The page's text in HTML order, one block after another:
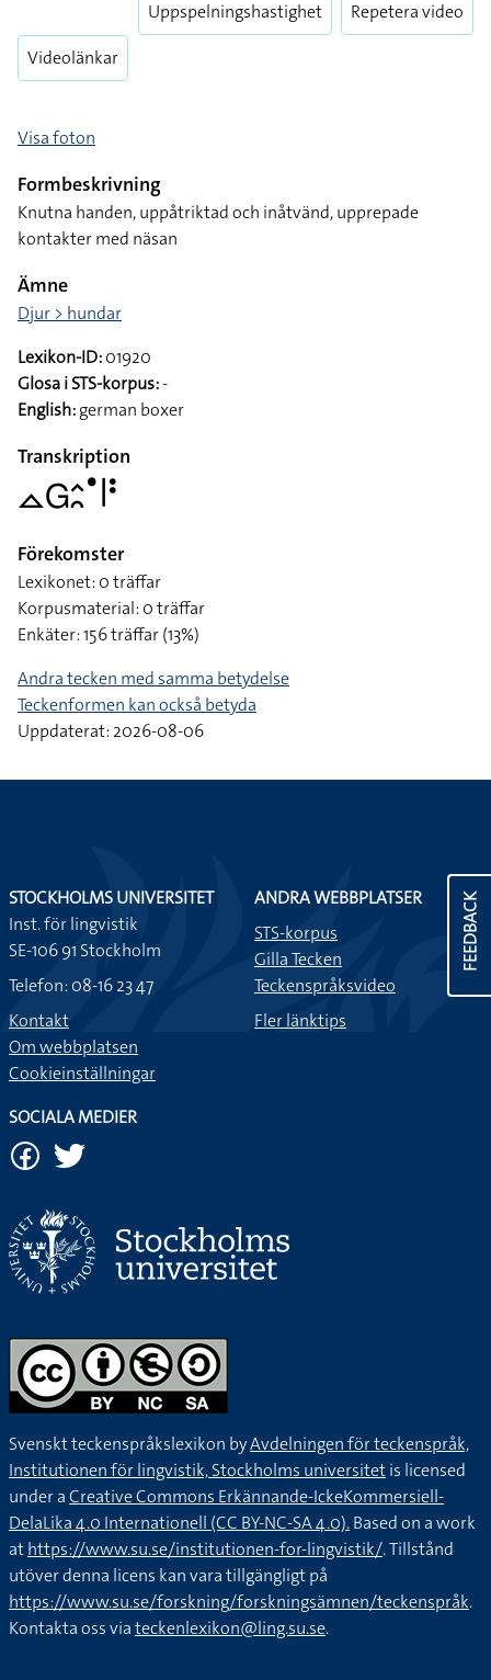
Videolänkar
Uppspelningshastighet Repetera video
Visa foton
Formbeskrivning
Knutna handen, uppåtriktad och inåtvänd, upprepade
kontakter med näsan
Ämne
Djur > hundar
Lexikon-ID:01920
Glosa i STS-korpus:-
English:german boxer
Transkription
􌤼􌤦􌤵􌥘􌤟􌥼􌥻
Förekomster
Lexikonet: 0 träffar
Korpusmaterial: 0 träffar
Enkäter: 156 träffar (13%)
Andra tecken med samma betydelse
Teckenformen kan också betyda
Uppdaterat: 2026-08-06
FEEDBACK
STOCKHOLMS UNIVERSITET
Inst. för lingvistik
SE-106 91 Stockholm
Telefon: 08-16 23 47
Kontakt
Om webbplatsen
Cookieinställningar
ANDRA WEBBPLATSER
STS-korpus
Gilla Tecken
Teckenspråksvideo
Fler länktips
SOCIALA MEDIER
Svenskt teckenspråkslexikon byAvdelningen för teckenspråk,
Institutionen för lingvistik, Stockholms universitetis licensed
under aCreative Commons Erkännande-IckeKommersiell-
DelaLika 4.0 Internationell (CC BY-NC-SA 4.0).Based on a work
athttps://www.su.se/institutionen-for-lingvistik/. Tillstånd
utöver denna licens kan vara tillgängligt på
https://www.su.se/forskning/forskningsämnen/teckenspråk.
Kontakta oss viateckenlexikon@ling.su.se.